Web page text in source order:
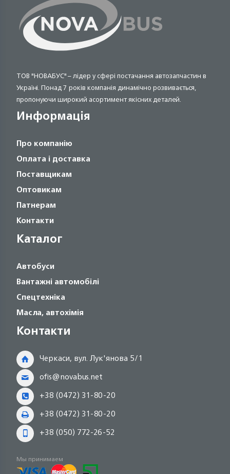
ТОВ "НОВАБУС" – лідер у сфері постачання автозапчастин в
Україні. Понад 7 років компанія динамічно розвивається,
пропонуючи широкий асортимент якісних деталей.
Информація
Про компанію
Оплата і доставка
Поставщикам
Оптовикам
Патнерам
Контакти
Каталог
Автобуси
Вантажні автомобілі
Спецтехніка
Масла, автохімія
Контакти
Черкаси, вул. Лук'янова 5/1
ofis@novabus.net
+38 (0472) 31-80-20
+38 (0472) 31-80-20
+38 (050) 772-26-52
Мы принимаем